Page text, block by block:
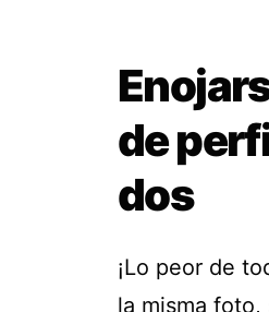
de
dos
¡Lo peor de
la misma